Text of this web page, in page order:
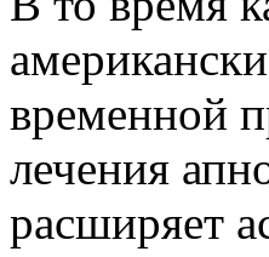
временной
лечения
расширяет